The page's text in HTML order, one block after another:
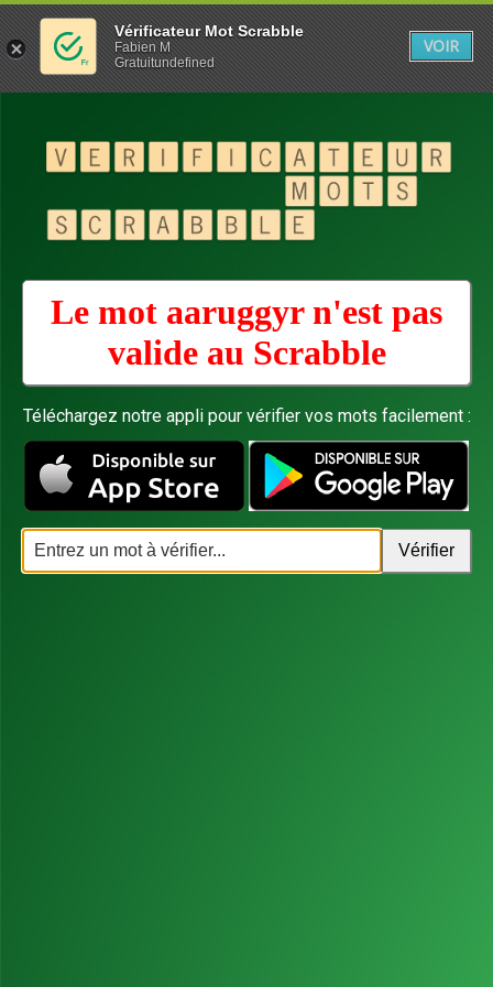
Le mot aaruggyr n'est pas
valide au Scrabble
Téléchargez notre appli pour vérifier vos mots facilement :
Vérificateur Mot Scrabble
Fabien M
Gratuitundefined
VOIR